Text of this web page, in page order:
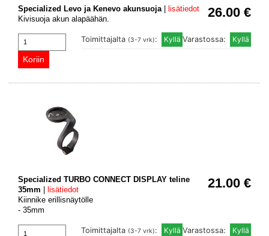
26.00 €
Specialized Levo ja Kenevo akunsuoja | lisätiedot
Kivisuoja akun alapäähän.
Varastossa:
Toimittajalta (3-7 vrk):
21.00 €
Specialized TURBO CONNECT DISPLAY teline
35mm
lisätiedot
Kiinnike erillisnäytölle
- 35mm
Varastossa:
Toimittajalta (3-7 vrk):